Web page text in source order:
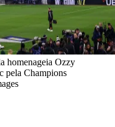
homenageia Ozzy
pela Champions